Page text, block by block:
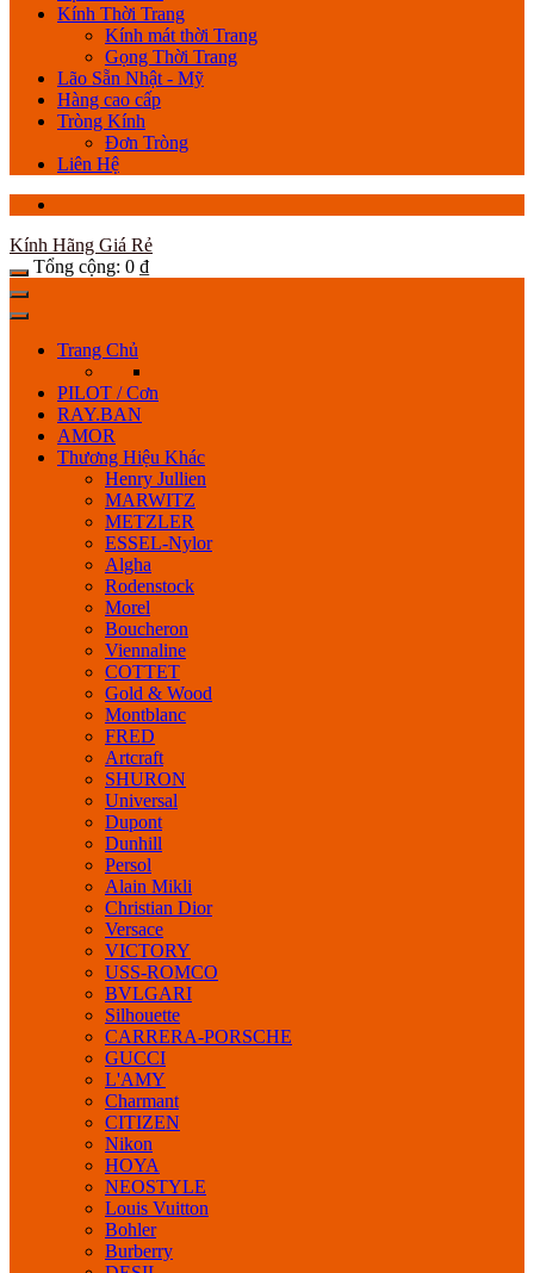
Kính Thời Trang
Kính mát thời Trang
Gọng Thời Trang
Lão Sẵn Nhật - Mỹ
Hàng cao cấp
Tròng Kính
Đơn Tròng
Liên Hệ
Kính Hãng Giá Rẻ
Tổng cộng: 0 ₫
Trang Chủ
PILOT / Cơn
RAY.BAN
AMOR
Thương Hiệu Khác
Henry Jullien
MARWITZ
METZLER
ESSEL-Nylor
Algha
Rodenstock
Morel
Boucheron
Viennaline
COTTET
Gold & Wood
Montblanc
FRED
Artcraft
SHURON
Universal
Dupont
Dunhill
Persol
Alain Mikli
Christian Dior
Versace
VICTORY
USS-ROMCO
BVLGARI
Silhouette
CARRERA-PORSCHE
GUCCI
L'AMY
Charmant
CITIZEN
Nikon
HOYA
NEOSTYLE
Louis Vuitton
Bohler
Burberry